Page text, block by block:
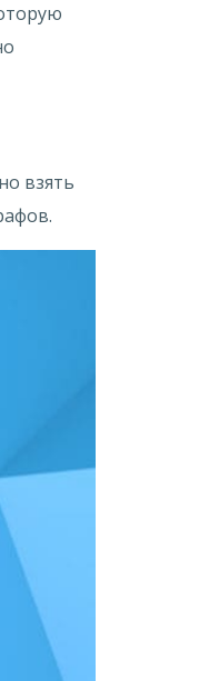
взять